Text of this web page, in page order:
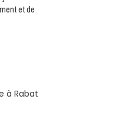
et de
à Rabat